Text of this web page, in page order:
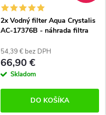
2x Vodný filter Aqua Crystalis
AC-17376B - náhrada filtra
pre chladničky SAMSUNG
54,39 € bez DPH
66,90 €
Skladom
DO KOŠÍKA